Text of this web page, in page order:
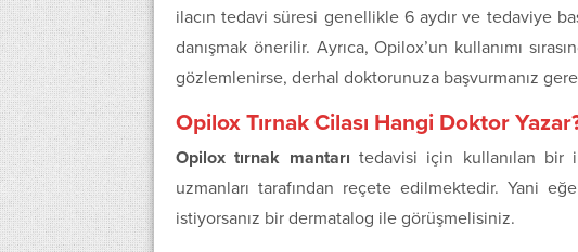
ilacın tedavi süresi genellikle 6 aydır ve tedaviye
danışmak önerilir. Ayrıca, Opilox’un kullanımı
gözlemlenirse, derhal doktorunuza başvurmanız
Opilox Tırnak Cilası Hangi Doktor
Opilox tırnak mantarı tedavisi için kullanılan bir
uzmanları tarafından reçete edilmektedir. Yani
istiyorsanız bir dermatalog ile görüşmelisiniz.